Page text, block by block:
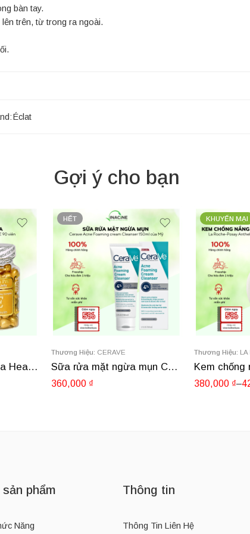
bàn tay.
trên, từ trong ra ngoài.
Éclat
Gợi ý cho bạn
Viên Thoa Dưỡng Da Health Pro Sữa Ong Chúa Và Vitamin E 90 viên
HẾT
Thương Hiệu: CERAVE
Sữa rửa mặt ngừa mụn Cerave Acne Foaming cream Cleanser 150ml của Mỹ
360,000 ₫
KHUYẾN MẠI
Thương Hiệu: LA
380,000 ₫–
phẩm
Năng
Thông tin
Thông Tin Liên Hệ